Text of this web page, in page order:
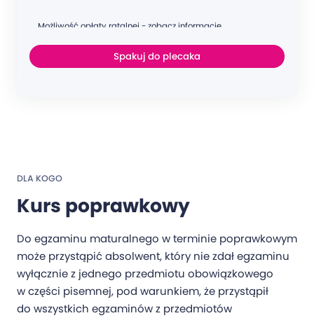
Możliwość opłaty ratalnej - zobacz informacje
Spakuj do plecaka
DLA KOGO
Kurs poprawkowy
Do egzaminu maturalnego w terminie poprawkowym
może przystąpić absolwent, który nie zdał egzaminu
wyłącznie z jednego przedmiotu obowiązkowego
w części pisemnej, pod warunkiem, że przystąpił
do wszystkich egzaminów z przedmiotów